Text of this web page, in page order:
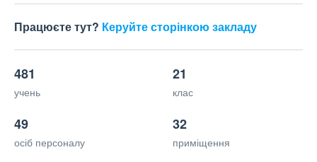
Працюєте тут? Керуйте сторінкою закладу
481
учень
21
клас
49
осіб персоналу
32
приміщення